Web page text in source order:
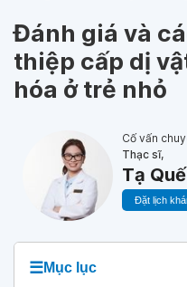
Đánh giá và
thiệp cấp dị
hóa ở trẻ nhỏ
Cố vấn
Thạc sĩ,
Tạ
Đặt lịch
☰Mục lục